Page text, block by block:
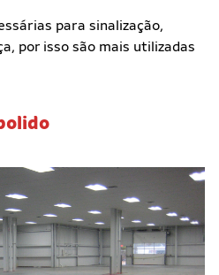
para sinalização,
por isso são mais utilizadas